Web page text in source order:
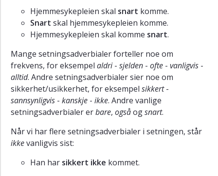
Hjemmesykepleien skal snart komme.
Snart skal hjemmesykepleien komme.
Hjemmesykepleien skal komme snart.
Mange setningsadverbialer forteller noe om
frekvens, for eksempel aldri- sjelden - ofte - vanligvis -
alltid. Andre setningsadverbialer sier noe om
sikkerhet/usikkerhet, for eksempel sikkert-
sannsynligvis - kanskje - ikke. Andre vanlige
setningsadverbialer erbare, ogsåogsnart.
Når vi har flere setningsadverbialer i setningen, står
ikkevanligvis sist:
Han har sikkert ikke kommet.